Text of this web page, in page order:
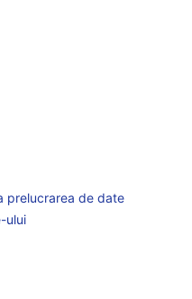
prelucrarea de date
ului